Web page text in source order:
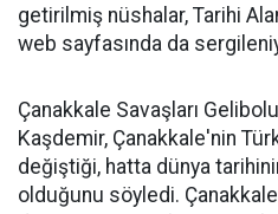
getirilmiş nüshalar, Tarihi
web sayfasında da
Çanakkale Savaşları
Kaşdemir, Çanakkale'nin Türk
değiştiği, hatta dünya
olduğunu söyledi.